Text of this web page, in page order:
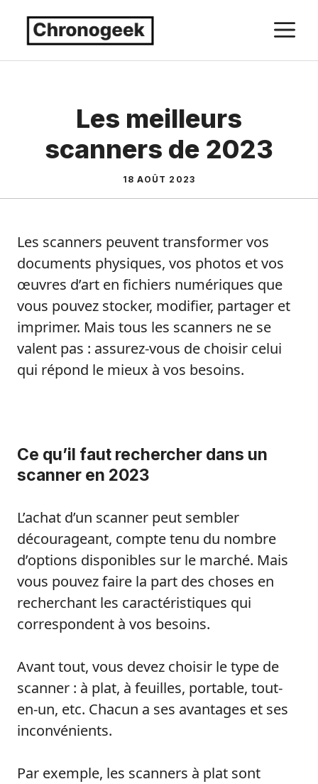
Les meilleurs
scanners de 2023
18 AOÛT 2023
Les scanners peuvent transformer vos
documents physiques, vos photos et vos
œuvres d’art en fichiers numériques que
vous pouvez stocker, modifier, partager et
imprimer. Mais tous les scanners ne se
valent pas : assurez-vous de choisir celui
qui répond le mieux à vos besoins.
Ce qu’il faut rechercher dans un
scanner en 2023
L’achat d’un scanner peut sembler
décourageant, compte tenu du nombre
d’options disponibles sur le marché. Mais
vous pouvez faire la part des choses en
recherchant les caractéristiques qui
correspondent à vos besoins.
Avant tout, vous devez choisir le type de
scanner : à plat, à feuilles, portable, tout-
en-un, etc. Chacun a ses avantages et ses
inconvénients.
Par exemple, les scanners à plat sont